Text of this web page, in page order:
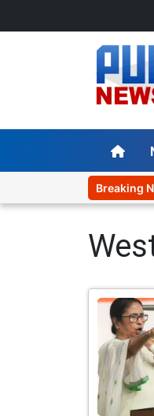
Breaking